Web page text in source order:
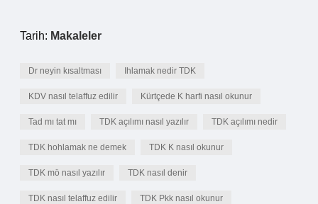
Tarih: Makaleler
Dr neyin kısaltması Ihlamak nedir TDK
KDV nasıl telaffuz edilir Kürtçede K harfi nasıl okunur
Tad mı tat mı TDK açılımı nasıl yazılır TDK açılımı nedir
TDK hohlamak ne demek TDK K nasıl okunur
TDK mö nasıl yazılır TDK nasıl denir
TDK nasıl telaffuz edilir TDK Pkk nasıl okunur